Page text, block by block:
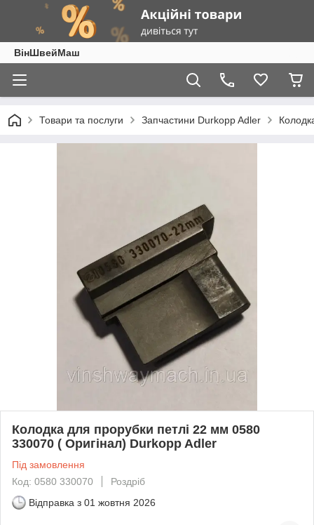
ВінШвейМаш
Товари та послуги Запчастини Durkopp Adler
Колодка для прорубки петлі 22 мм 0580
330070 ( Оригінал) Durkopp Adler
Під замовлення
Код: 0580 330070
Роздріб
Відправка з 01 жовтня 2026